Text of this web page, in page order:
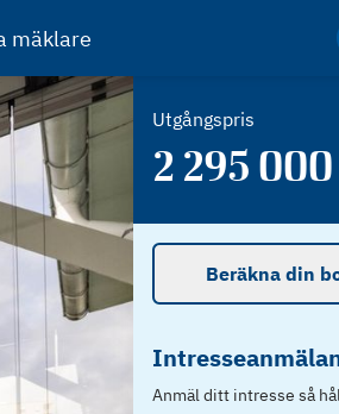
mäklare
Utgångspris
2 295 000
Beräkna din
Anmäl ditt intresse så